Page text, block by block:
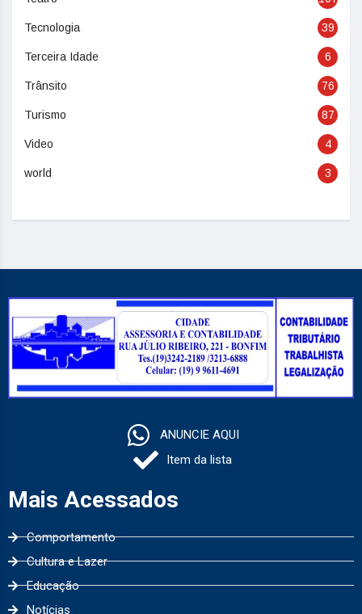
Tecnologia 39
Terceira Idade 6
Trânsito 76
Turismo 87
Video 4
world 3
ANUNCIE AQUI
Item da lista
Mais Acessados
Comportamento
Cultura e Lazer
Educação
Notícias